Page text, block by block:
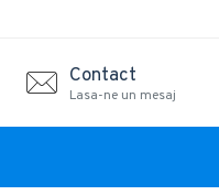
Contact
Lasa-ne un mesaj